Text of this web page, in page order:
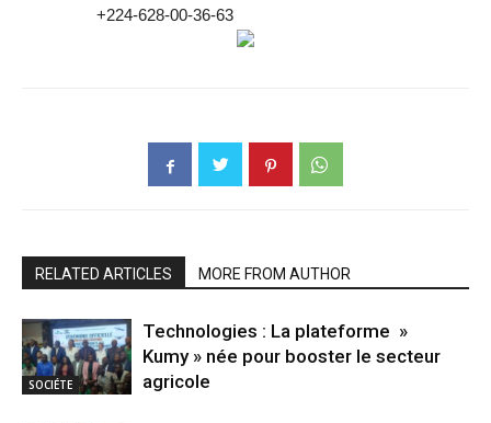
+224-628-00-36-63
RELATED ARTICLES MORE FROM AUTHOR
SOCIÉTE
Technologies : La plateforme »
Kumy » née pour booster le secteur
agricole